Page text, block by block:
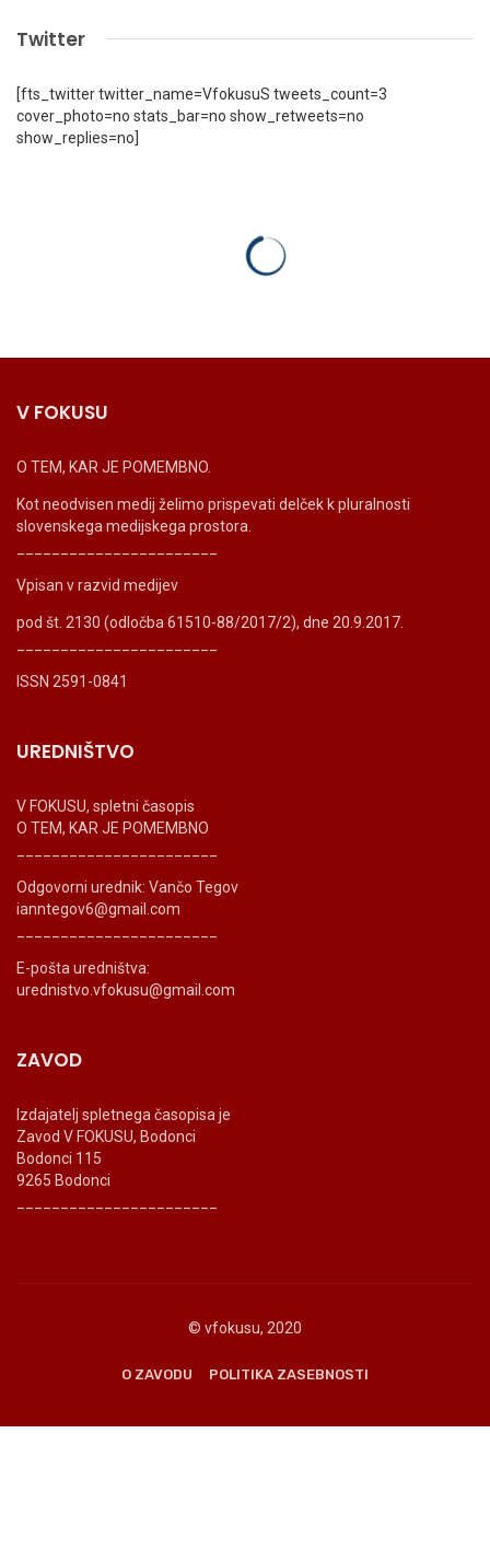
Twitter
[fts_twitter twitter_name=VfokusuS tweets_count=3
cover_photo=no stats_bar=no show_retweets=no
show_replies=no]
V FOKUSU
O TEM, KAR JE POMEMBNO.
Kot neodvisen medij želimo prispevati delček k pluralnosti
slovenskega medijskega prostora.
Vpisan v razvid medijev
pod št. 2130 (odločba 61510-88/2017/2), dne 20.9.2017.
ISSN 2591-0841
UREDNIŠTVO
V FOKUSU, spletni časopis
O TEM, KAR JE POMEMBNO
Odgovorni urednik: Vančo Tegov
ianntegov6@gmail.com
E-pošta uredništva:
urednistvo.vfokusu@gmail.com
ZAVOD
Izdajatelj spletnega časopisa je
Zavod V FOKUSU, Bodonci
Bodonci 115
9265 Bodonci
© vfokusu, 2020
O ZAVODU POLITIKA ZASEBNOSTI